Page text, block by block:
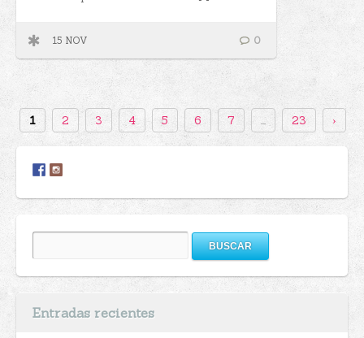
15 NOV 0
1 2 3 4 5 6 7 ... 23 ›
Entradas recientes